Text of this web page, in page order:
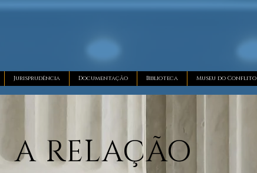
Jurisprudência Documentação Biblioteca Museu do Conflito
A RELAÇÃO